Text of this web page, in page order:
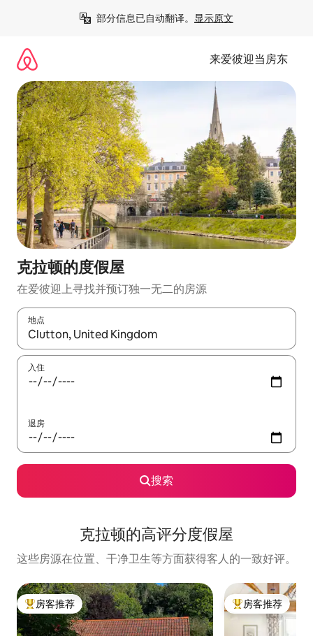
部分信息已自动翻译。 显示原文
来爱彼迎当房东
克拉顿的度假屋
在爱彼迎上寻找并预订独一无二的房源
地点
如有搜索结果，请使用上下方向键查看，或通过点击或滑动手势
入住
退房
搜索
克拉顿的高评分度假屋
这些房源在位置、干净卫生等方面获得客人的一致好评。
热门「房客推荐」
房客推荐 热门「房客推荐」
房客推荐